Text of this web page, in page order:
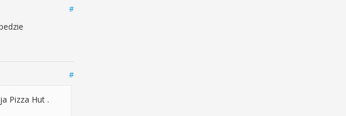
#
#
Pizza Hut .